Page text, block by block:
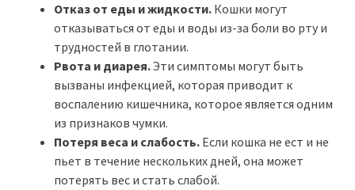
Отказ от еды и жидкости. Кошки могут
отказываться от еды и воды из-за боли во рту и
трудностей в глотании.
Рвота и диарея.Эти симптомы могут быть
вызваны инфекцией, которая приводит к
воспалению кишечника, которое является одним
из признаков чумки.
Потеря веса и слабость. Если кошка не ест и не
пьет в течение нескольких дней, она может
потерять вес и стать слабой.